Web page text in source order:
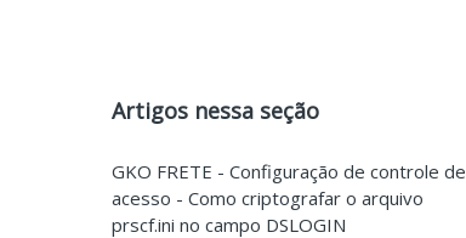
Artigos nessa seção
GKO FRETE - Configuração de controle de
acesso - Como criptografar o arquivo
prscf.ini no campo DSLOGIN